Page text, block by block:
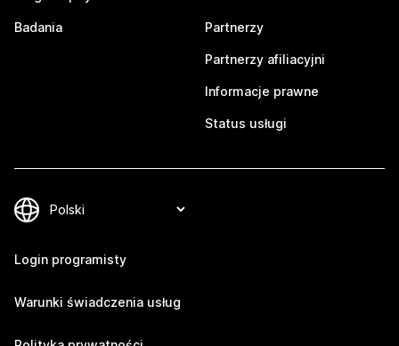
Badania Partnerzy
Partnerzy afiliacyjni
Informacje prawne
Status usługi
Login programisty
Warunki świadczenia usług